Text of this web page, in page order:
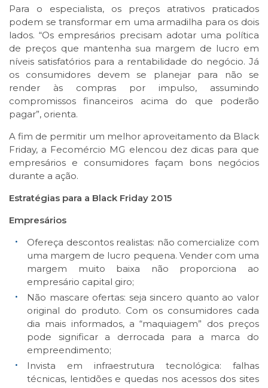
Para o especialista, os preços atrativos praticados
podem se transformar em uma armadilha para os dois
lados. “Os empresários precisam adotar uma política
de preços que mantenha sua margem de lucro em
níveis satisfatórios para a rentabilidade do negócio. Já
os consumidores devem se planejar para não se
render às compras por impulso, assumindo
compromissos financeiros acima do que poderão
pagar”, orienta.
A fim de permitir um melhor aproveitamento da Black
Friday, a Fecomércio MG elencou dez dicas para que
empresários e consumidores façam bons negócios
durante a ação.
Estratégias para a Black Friday 2015
Empresários
Ofereça descontos realistas: não comercialize com
uma margem de lucro pequena. Vender com uma
margem muito baixa não proporciona ao
empresário capital giro;
Não mascare ofertas: seja sincero quanto ao valor
original do produto. Com os consumidores cada
dia mais informados, a “maquiagem” dos preços
pode significar a derrocada para a marca do
empreendimento;
Invista em infraestrutura tecnológica: falhas
técnicas, lentidões e quedas nos acessos dos sites